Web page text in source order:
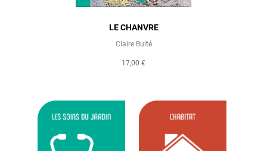
LE CHANVRE
Claire Bulté
17,00 €